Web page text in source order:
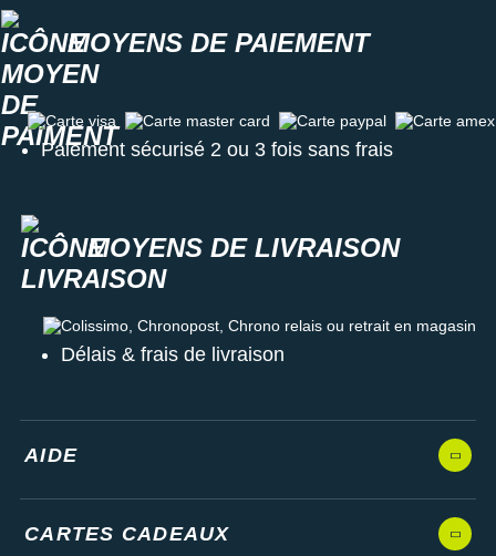
MOYENS DE PAIEMENT
Carte visa Carte master card Carte paypal Carte amex
Paiement sécurisé 2 ou 3 fois sans frais
MOYENS DE LIVRAISON
Colissimo, Chronopost, Chrono relais ou retrait en magasin
Délais & frais de livraison
AIDE
CARTES CADEAUX